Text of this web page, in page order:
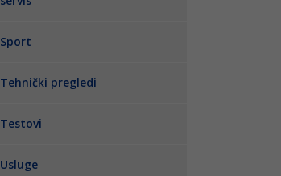
Sport
Tehnički pregledi
Testovi
Usluge